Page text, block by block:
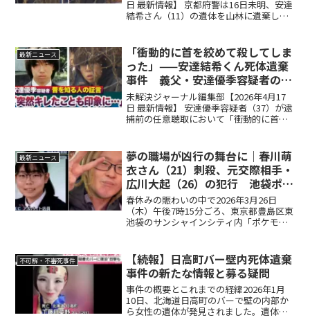
日 最新情報】 京都府警は16日未明、安達
結希さん（11）の遺体を山林に遺棄した
疑は死体遺棄のみで、死因は不明。今
後、結希さ...
最新ニュース
「衝動的に首を絞めて殺してしま
った」——安達結希くん死体遺棄
事件 義父・安達優季容疑者の全
貌と捜査の内幕
未解決ジャーナル編集部【2026年4月17
日 最新情報】 安達優季容疑者（37）が逮
捕前の任意聴取において「衝動的に首を
ーダーの映像に「不自然な空白」が存在
し、行方不明...
最新ニュース
夢の職場が凶行の舞台に｜春川萌
衣さん（21）刺殺、元交際相手・
広川大起（26）の犯行 池袋ポケ
モンセンター事件
春休みの賑わいの中で2026年3月26日
（木）午後7時15分ごろ、東京都豊島区東
池袋のサンシャインシティ内「ポケモン
の大型店舗に、警報音が響き渡った。
「中で刃物を持っ...
不可解・不審死事件
【続報】日高町バー壁内死体遺棄
事件の新たな情報と募る疑問
事件の概要とこれまでの経緯2026年1月
10日、北海道日高町のバーで壁の内部か
ら女性の遺体が発見されました。遺体は